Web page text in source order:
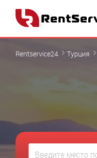
Rentservice24 Турция